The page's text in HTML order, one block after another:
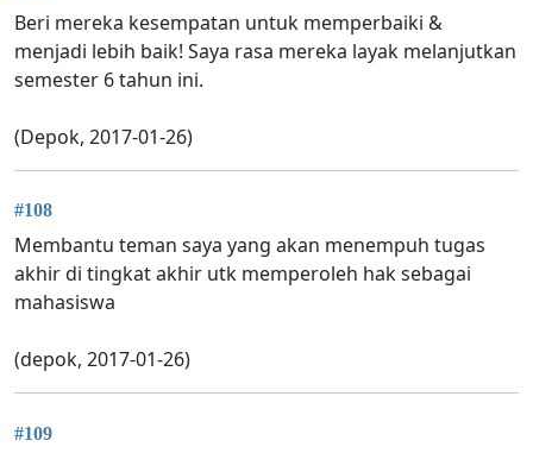
Beri mereka kesempatan untuk memperbaiki &
menjadi lebih baik! Saya rasa mereka layak melanjutkan
semester 6 tahun ini.
(Depok, 2017-01-26)
#108
Membantu teman saya yang akan menempuh tugas
akhir di tingkat akhir utk memperoleh hak sebagai
mahasiswa
(depok, 2017-01-26)
#109